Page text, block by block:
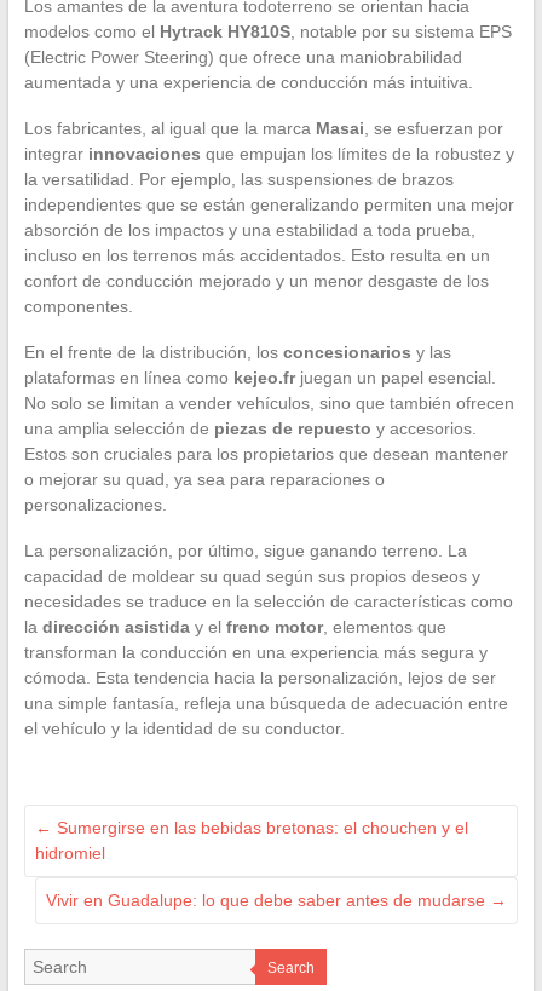
Los amantes de la aventura todoterreno se orientan hacia
modelos como el Hytrack HY810S, notable por su sistema EPS
(Electric Power Steering) que ofrece una maniobrabilidad
aumentada y una experiencia de conducción más intuitiva.
Los fabricantes, al igual que la marca Masai , se esfuerzan por
integrar innovaciones que empujan los límites de la robustez y
la versatilidad. Por ejemplo, las suspensiones de brazos
independientes que se están generalizando permiten una mejor
absorción de los impactos y una estabilidad a toda prueba,
incluso en los terrenos más accidentados. Esto resulta en un
confort de conducción mejorado y un menor desgaste de los
componentes.
En el frente de la distribución, los concesionarios y las
plataformas en línea como kejeo.frjuegan un papel esencial.
No solo se limitan a vender vehículos, sino que también ofrecen
una amplia selección de piezas de repuesto y accesorios.
Estos son cruciales para los propietarios que desean mantener
o mejorar su quad, ya sea para reparaciones o
personalizaciones.
La personalización, por último, sigue ganando terreno. La
capacidad de moldear su quad según sus propios deseos y
necesidades se traduce en la selección de características como
la dirección asistiday el freno motor, elementos que
transforman la conducción en una experiencia más segura y
cómoda. Esta tendencia hacia la personalización, lejos de ser
una simple fantasía, refleja una búsqueda de adecuación entre
el vehículo y la identidad de su conductor.
← Sumergirse en las bebidas bretonas: el chouchen y el
hidromiel
Vivir en Guadalupe: lo que debe saber antes de mudarse →
Search